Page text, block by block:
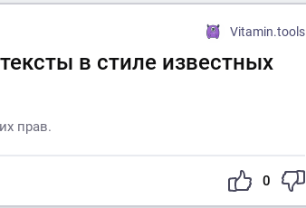
Vitamin.tools
в стиле известных
прав.
0